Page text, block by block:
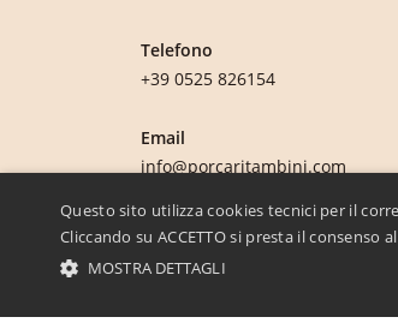
Telefono
+39 0525 826154
Email
info@porcaritambini.com
Questo sito utilizza cookies tecnici per il
Cliccando su ACCETTO si presta il consenso
MOSTRA DETTAGLI